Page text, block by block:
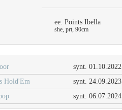
ee. Points Ibella
she, prt, 90cm
synt. 01.10.2022
Hold'Em synt. 24.09.2023
synt. 06.07.2024